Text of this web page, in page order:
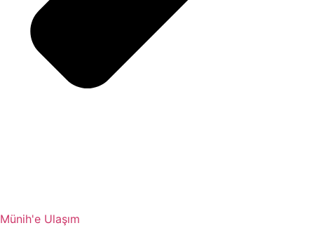
Münih'e Ulaşım